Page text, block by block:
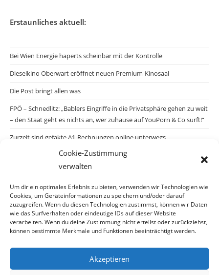
Cookie-Zustimmung
verwalten
Um dir ein optimales Erlebnis zu bieten, verwenden wir Technologien wie
Cookies, um Geräteinformationen zu speichern und/oder darauf
zuzugreifen. Wenn du diesen Technologien zustimmst, können wir Daten
wie das Surfverhalten oder eindeutige IDs auf dieser Website
verarbeiten. Wenn du deine Zustimmung nicht erteilst oder zurückziehst,
können bestimmte Merkmale und Funktionen beeinträchtigt werden.
Akzeptieren
Erstaunliches aktuell:
Bei Wien Energie haperts scheinbar mit der Kontrolle
Dieselkino Oberwart eröffnet neuen Premium-Kinosaal
Die Post bringt allen was
FPÖ – Schnedlitz: „Bablers Eingriffe in die Privatsphäre gehen zu weit
– den Staat geht es nichts an, wer zuhause auf YouPorn & Co surft!“
Zurzeit sind gefakte A1-Rechnungen online unterwegs
Salzburgs Juden und ihre Sicherheit: „Erst nach einem Anschlag wäre
die Gefahr endlich konkret!“
Biologisches Wunder in Ceuta
Ein vermeintliches Abschiebemärchen
Archiv